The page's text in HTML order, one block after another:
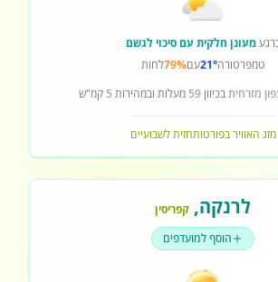
מעונן חלקית עם סיכוי לגשם
טמפרטורה21°עם79%לחות
מזרחיתבכיוון59 מעלות ובמהירות 5 קמ"ש
מזג האוויר בפורטותחזית לשבועיים
לרנקה, קפריסין
הוסף למועדפים